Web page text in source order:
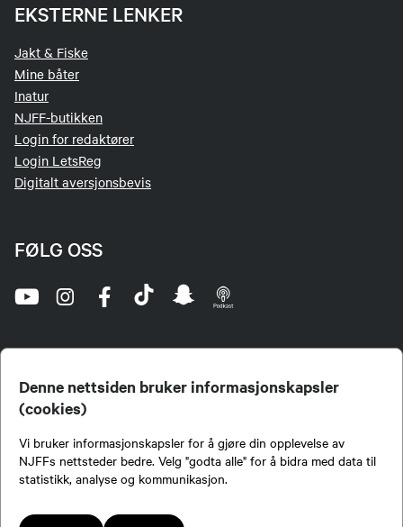
Denne nettsiden bruker informasjonskapsler
(cookies)
Vi bruker informasjonskapsler for å gjøre din opplevelse av
NJFFs nettsteder bedre. Velg "godta alle" for å bidra med data til
statistikk, analyse og kommunikasjon.
EKSTERNE LENKER
Jakt & Fiske
Mine båter
Inatur
NJFF-butikken
Login for redaktører
Login LetsReg
Digitalt aversjonsbevis
FØLG OSS
jegere og sportsfiskere og et av de viktigste miljøene for formidling av kunnskap om jakt og
fiske i Norge. Vi er en partipolitisk nøytral organisasjon, men har et sterkt jakt-, fiske-, og
naturpolitisk engasjement i mange saker.
Lokalforeninger tilsluttet Norges Jeger- og Fiskerforbund har ansvar for innhold de